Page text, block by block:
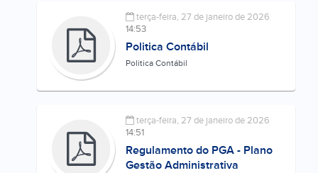
terça-feira, 27 de janeiro de 2026
14:53
Politica Contábil
Politica Contábil
terça-feira, 27 de janeiro de 2026
14:51
Regulamento do PGA - Plano
Gestão Administrativa